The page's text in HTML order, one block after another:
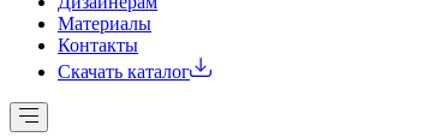
Материалы
Контакты
Скачать каталог